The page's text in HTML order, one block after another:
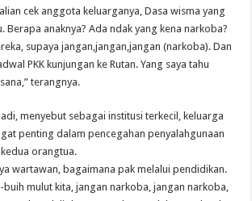
cek anggota keluarganya, Dasa wisma yang
Berapa anaknya? Ada ndak yang kena narkoba?
supaya jangan,jangan,jangan (narkoba). Dan
PKK kunjungan ke Rutan. Yang saya tahu
terangnya.
menyebut sebagai institusi terkecil, keluarga
penting dalam pencegahan penyalahgunaan
orangtua.
wartawan, bagaimana pak melalui pendidikan.
mulut kita, jangan narkoba, jangan narkoba,